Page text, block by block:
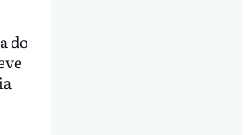
do